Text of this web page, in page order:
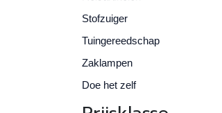
Stofzuiger
Tuingereedschap
Zaklampen
Doe het zelf